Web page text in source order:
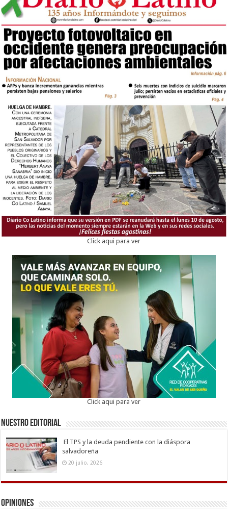
Click aqui para ver
Click aqui para ver
Nuestro Editorial
El TPS y la deuda pendiente con la diáspora
salvadoreña
20 julio, 2026
Opiniones